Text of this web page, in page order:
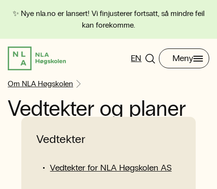
✨ Nye nla.no er lansert! Vi finjusterer fortsatt, så mindre feil
kan forekomme.
EN Meny
Om NLA Høgskolen
Vedtekter og planer
Vedtekter
Vedtekter for NLA Høgskolen AS